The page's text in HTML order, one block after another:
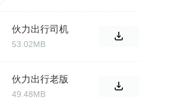
伙力出行司机
端app
53.02MB
伙力出行老版
本
49.48MB